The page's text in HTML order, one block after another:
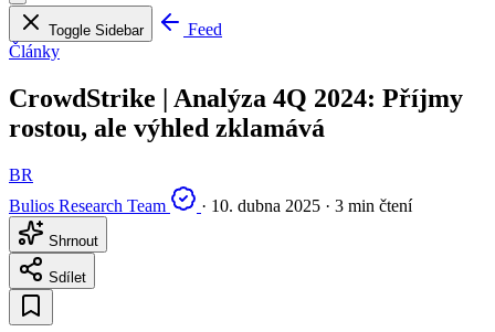
Toggle Sidebar
Feed
Články
CrowdStrike | Analýza 4Q 2024: Příjmy
rostou, ale výhled zklamává
BR
Bulios Research Team
· 10. dubna 2025 · 3 min čtení
Shrnout
Sdílet